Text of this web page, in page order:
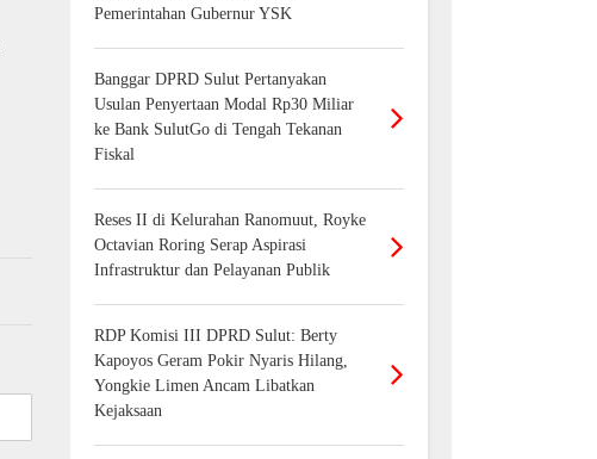
Pemerintahan Gubernur YSK
Banggar DPRD Sulut Pertanyakan
Usulan Penyertaan Modal Rp30 Miliar
ke Bank SulutGo di Tengah Tekanan
Fiskal
Reses II di Kelurahan Ranomuut, Royke
Octavian Roring Serap Aspirasi
Infrastruktur dan Pelayanan Publik
RDP Komisi III DPRD Sulut: Berty
Kapoyos Geram Pokir Nyaris Hilang,
Yongkie Limen Ancam Libatkan
Kejaksaan